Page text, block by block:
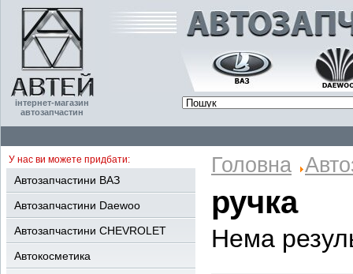
інтернет-магазин
автозапчастин
У нас ви можете придбати:
Автозапчастини ВАЗ
Автозапчастини Daewoo
Автозапчастини CHEVROLET
Автокосметика
Головна
ручка
Нема